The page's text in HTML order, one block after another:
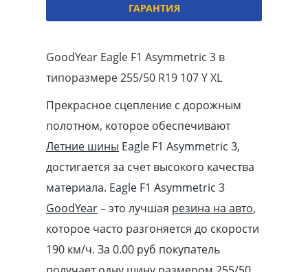
ГАРАНТИЯ
GoodYear Eagle F1 Asymmetric 3 в
типоразмере 255/50 R19 107 Y XL
Прекрасное сцепление с дорожным
полотном, которое обеспечивают
Летние шины Eagle F1 Asymmetric 3,
достигается за счет высокого качества
материала. Eagle F1 Asymmetric 3
GoodYear– это лучшая резина на авто,
которое часто разгоняется до скорости
190 км/ч. За 0.00 pуб покупатель